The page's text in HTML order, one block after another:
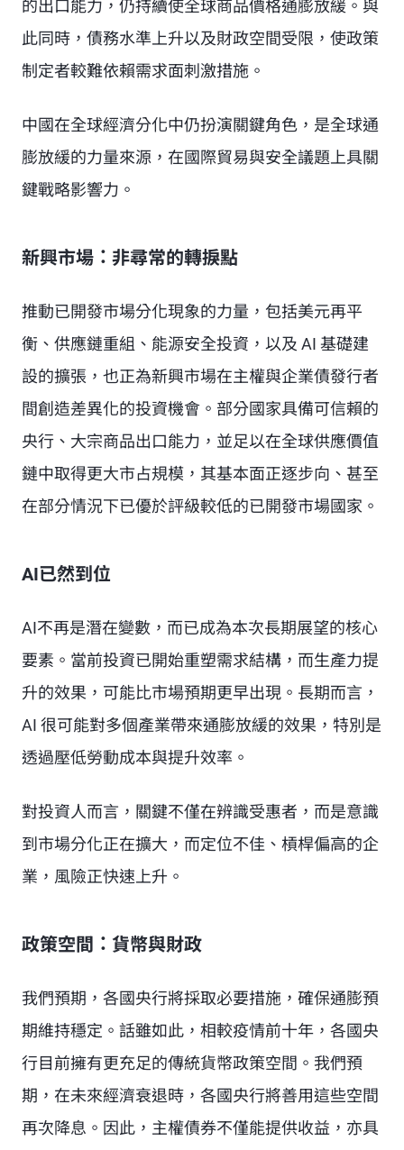
的出口能力，仍持續使全球商品價格通膨放緩。與
此同時，債務水準上升以及財政空間受限，使政策
制定者較難依賴需求面刺激措施。
中國在全球經濟分化中仍扮演關鍵角色，是全球通
膨放緩的力量來源，在國際貿易與安全議題上具關
鍵戰略影響力。
新興市場：非尋常的轉捩點
推動已開發市場分化現象的力量，包括美元再平
衡、供應鏈重組、能源安全投資，以及 AI 基礎建
設的擴張，也正為新興市場在主權與企業債發行者
間創造差異化的投資機會。部分國家具備可信賴的
央行、大宗商品出口能力，並足以在全球供應價值
鏈中取得更大市占規模，其基本面正逐步向、甚至
在部分情況下已優於評級較低的已開發市場國家。
AI已然到位
AI不再是潛在變數，而已成為本次長期展望的核心
要素。當前投資已開始重塑需求結構，而生產力提
升的效果，可能比市場預期更早出現。長期而言，
AI 很可能對多個產業帶來通膨放緩的效果，特別是
透過壓低勞動成本與提升效率。
對投資人而言，關鍵不僅在辨識受惠者，而是意識
到市場分化正在擴大，而定位不佳、槓桿偏高的企
業，風險正快速上升。
政策空間：貨幣與財政
我們預期，各國央行將採取必要措施，確保通膨預
期維持穩定。話雖如此，相較疫情前十年，各國央
行目前擁有更充足的傳統貨幣政策空間。我們預
期，在未來經濟衰退時，各國央行將善用這些空間
再次降息。因此，主權債券不僅能提供收益，亦具